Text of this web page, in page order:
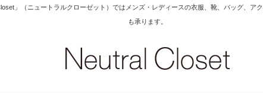
」（ニュートラルクローゼット）ではメンズ・レディースの衣服、靴、バッグ、ア
も承ります。